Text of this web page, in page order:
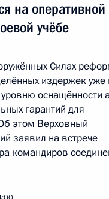
на оперативной
учёбе
Силах
издержек уже
оснащённости
гарантий для
этом Верховный
заявил на встрече
командиров